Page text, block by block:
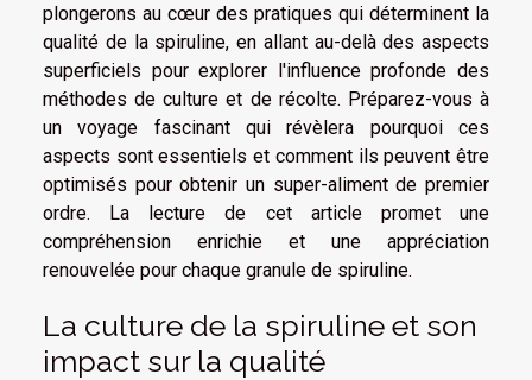
plongerons au cœur des pratiques qui déterminent la
qualité de la spiruline, en allant au-delà des aspects
superficiels pour explorer l'influence profonde des
méthodes de culture et de récolte. Préparez-vous à
un voyage fascinant qui révèlera pourquoi ces
aspects sont essentiels et comment ils peuvent être
optimisés pour obtenir un super-aliment de premier
ordre. La lecture de cet article promet une
compréhension enrichie et une appréciation
renouvelée pour chaque granule de spiruline.
La culture de la spiruline et son
impact sur la qualité